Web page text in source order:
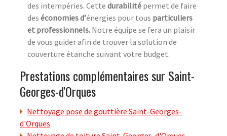
des intempéries. Cette durabilité permet de faire
des économies d’énergies pour tous particuliers
et professionnels. Notre équipe se fera un plaisir
de vous guider afin de trouver la solution de
couverture étanche suivant votre budget.
Prestations complémentaires sur Saint-
Georges-d'Orques
Nettoyage pose de gouttière Saint-Georges-
d'Orques